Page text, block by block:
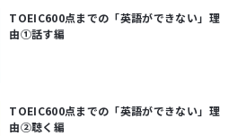
TOEIC600点までの「英語ができない」理
由①話す編
TOEIC600点までの「英語ができない」理
由②聴く編